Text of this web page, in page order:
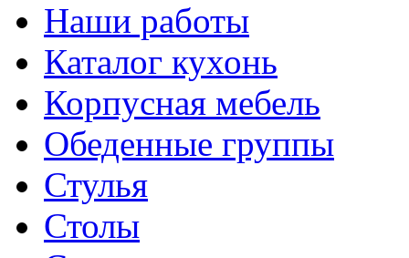
Наши работы
Каталог кухонь
Корпусная мебель
Обеденные группы
Стулья
Столы